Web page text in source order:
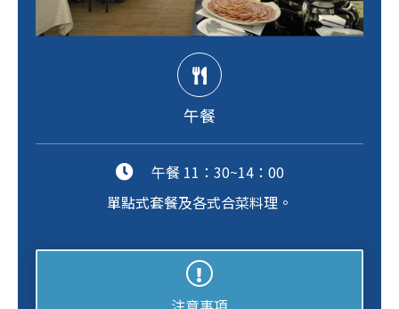
午餐
午餐 11：30~14：00
單點式套餐及各式合菜料理。